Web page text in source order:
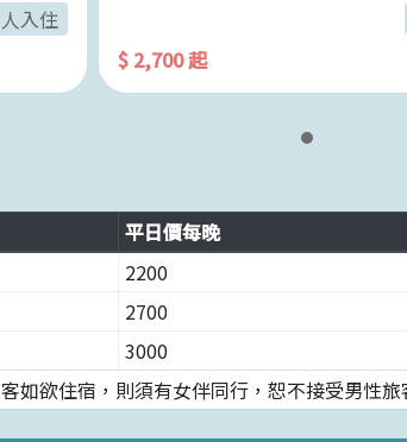
入住
$ 2,700 起
平日價每晚
2200
2700
3000
如欲住宿，則須有女伴同行，恕不接受男性旅